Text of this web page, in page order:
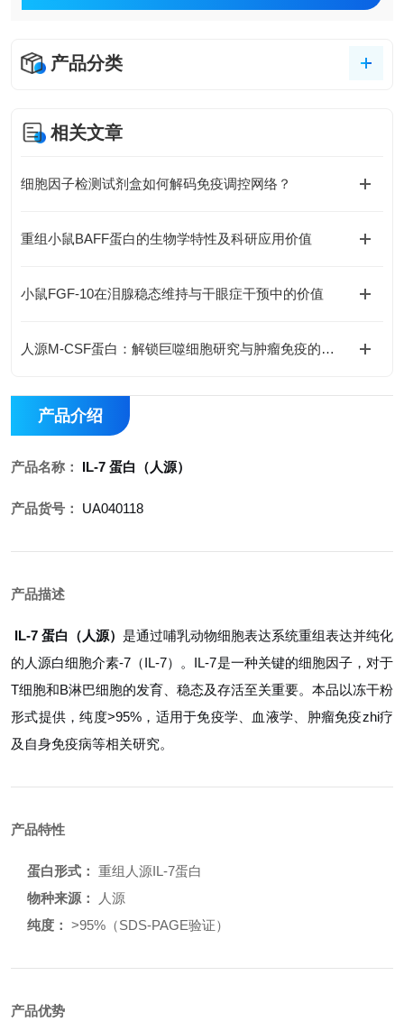
产品分类
相关文章
细胞因子检测试剂盒如何解码免疫调控网络？
重组小鼠BAFF蛋白的生物学特性及科研应用价值
小鼠FGF-10在泪腺稳态维持与干眼症干预中的价值
人源M-CSF蛋白：解锁巨噬细胞研究与肿瘤免疫的科研密钥
产品介绍
产品名称： IL-7 蛋白（人源）
产品货号： UA040118
产品描述
IL-7 蛋白（人源） 是通过哺乳动物细胞表达系统重组表达并纯化
的人源白细胞介素-7（IL-7）。IL-7是一种关键的细胞因子，对于
T细胞和B淋巴细胞的发育、稳态及存活至关重要。本品以冻干粉
形式提供，纯度>95%，适用于免疫学、血液学、肿瘤免疫zhi疗
及自身免疫病等相关研究。
产品特性
蛋白形式： 重组人源IL-7蛋白
物种来源：
人源
纯度： >95%（SDS-PAGE验证）
产品优势